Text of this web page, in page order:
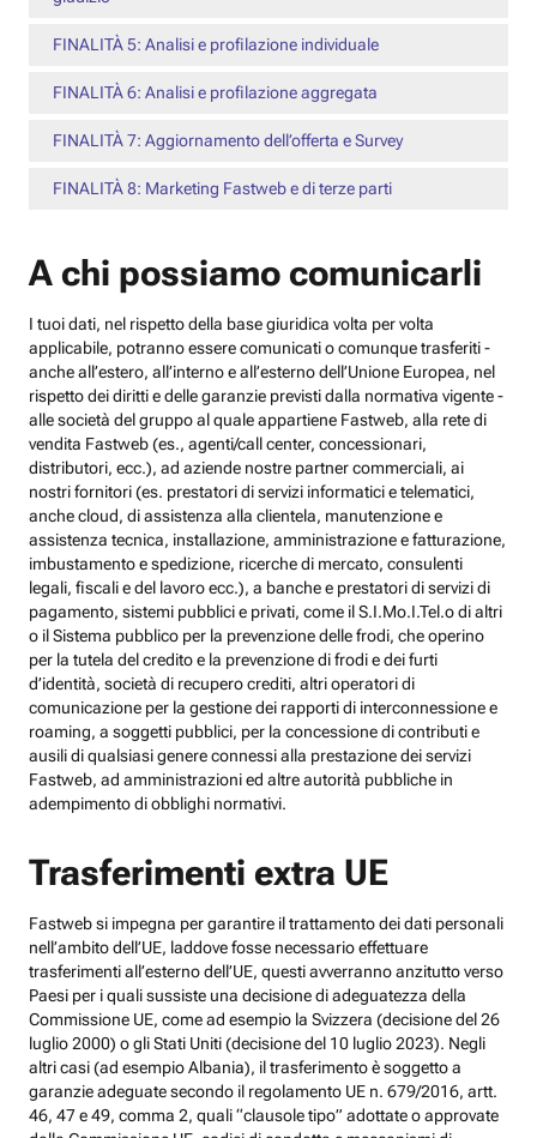
FINALITÀ 5: Analisi e profilazione individuale
FINALITÀ 6: Analisi e profilazione aggregata
FINALITÀ 7: Aggiornamento dell’offerta e Survey
FINALITÀ 8: Marketing Fastweb e di terze parti
A chi possiamo comunicarli
I tuoi dati, nel rispetto della base giuridica volta per volta
applicabile, potranno essere comunicati o comunque trasferiti -
anche all’estero, all’interno e all’esterno dell’Unione Europea, nel
rispetto dei diritti e delle garanzie previsti dalla normativa vigente -
alle società del gruppo al quale appartiene Fastweb, alla rete di
vendita Fastweb (es., agenti/call center, concessionari,
distributori, ecc.), ad aziende nostre partner commerciali, ai
nostri fornitori (es. prestatori di servizi informatici e telematici,
anche cloud, di assistenza alla clientela, manutenzione e
assistenza tecnica, installazione, amministrazione e fatturazione,
imbustamento e spedizione, ricerche di mercato, consulenti
legali, fiscali e del lavoro ecc.), a banche e prestatori di servizi di
pagamento, sistemi pubblici e privati, come il S.I.Mo.I.Tel.o di altri
o il Sistema pubblico per la prevenzione delle frodi, che operino
per la tutela del credito e la prevenzione di frodi e dei furti
d’identità, società di recupero crediti, altri operatori di
comunicazione per la gestione dei rapporti di interconnessione e
roaming, a soggetti pubblici, per la concessione di contributi e
ausili di qualsiasi genere connessi alla prestazione dei servizi
Fastweb, ad amministrazioni ed altre autorità pubbliche in
adempimento di obblighi normativi.
Trasferimenti extra UE
Fastweb si impegna per garantire il trattamento dei dati personali
nell’ambito dell’UE, laddove fosse necessario effettuare
trasferimenti all’esterno dell’UE, questi avverranno anzitutto verso
Paesi per i quali sussiste una decisione di adeguatezza della
Commissione UE, come ad esempio la Svizzera (decisione del 26
luglio 2000) o gli Stati Uniti (decisione del 10 luglio 2023). Negli
altri casi (ad esempio Albania), il trasferimento è soggetto a
garanzie adeguate secondo il regolamento UE n. 679/2016, artt.
46, 47 e 49, comma 2, quali “clausole tipo” adottate o approvate